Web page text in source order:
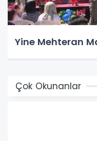
Yine Mehteran
Çok Okunanlar